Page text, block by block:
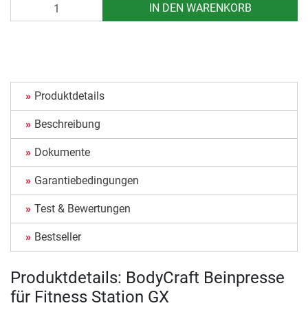
IN DEN WARENKORB
Produktdetails
Beschreibung
Dokumente
Garantiebedingungen
Test & Bewertungen
Bestseller
Produktdetails: BodyCraft Beinpresse
für Fitness Station GX